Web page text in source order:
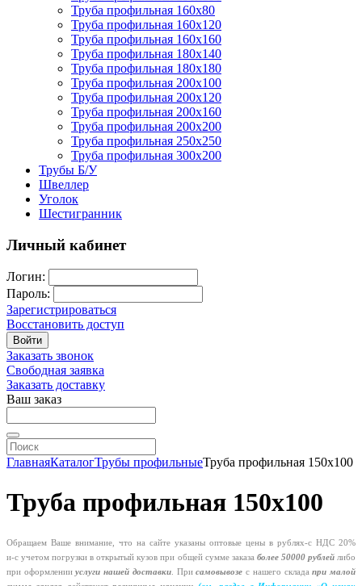
Труба профильная 160х80
Труба профильная 160х120
Труба профильная 160х160
Труба профильная 180х140
Труба профильная 180х180
Труба профильная 200х100
Труба профильная 200х120
Труба профильная 200х160
Труба профильная 200х200
Труба профильная 250х250
Труба профильная 300х200
Трубы Б/У
Швеллер
Уголок
Шестигранник
Личный кабинет
Логин:
Пароль:
Зарегистрироваться
Восстановить доступ
Войти
Заказать звонок
Свободная заявка
Заказать доставку
Ваш заказ
ГлавнаяКаталогТрубы профильныеТруба профильная 150х100
Труба профильная 150х100
Обращаем Ваше внимание, что на сайте указаны оптовые цены в рублях-с НДС 20%
и-с учетом погрузки в открытый кузов при общей сумме заказа более 50000 рублейлибо
при оформленииуслуги нашей доставки. Присамовывозе с нашего складапри малой